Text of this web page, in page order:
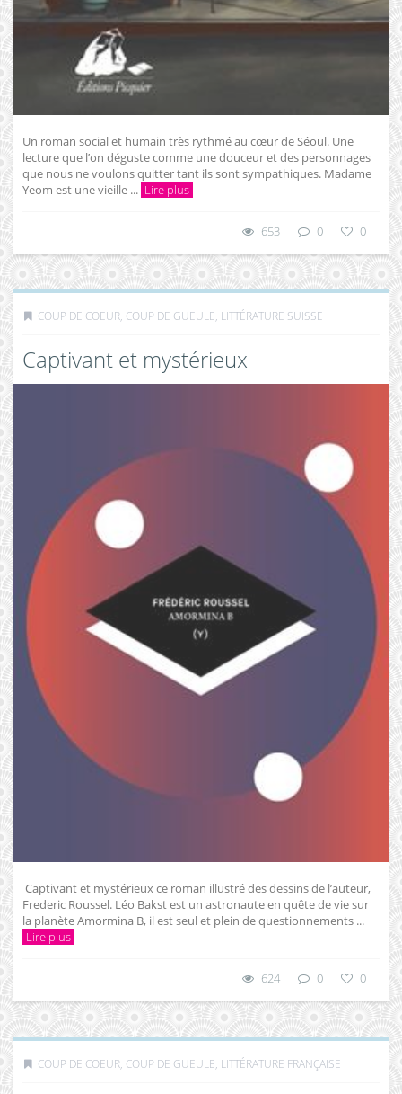
Un roman social et humain très rythmé au cœur de Séoul. Une
lecture que l’on déguste comme une douceur et des personnages
que nous ne voulons quitter tant ils sont sympathiques. Madame
Yeom est une vieille ... Lire plus
653 0 0
COUP DE COEUR, COUP DE GUEULE, LITTÉRATURE SUISSE
Captivant et mystérieux
Captivant et mystérieux ce roman illustré des dessins de l’auteur,
Frederic Roussel. Léo Bakst est un astronaute en quête de vie sur
la planète Amormina B, il est seul et plein de questionnements ...
Lire plus
624 0 0
COUP DE COEUR, COUP DE GUEULE, LITTÉRATURE FRANÇAISE